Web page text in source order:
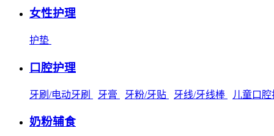
女性护理
护垫
口腔护理
牙刷/电动牙刷 牙膏 牙粉/牙贴 牙线/牙线棒 儿童口腔
奶粉辅食